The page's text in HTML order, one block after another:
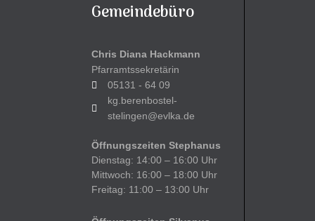
Gemeindebüro
Chris Diana Hackmann
Pfarramtssekretärin
05131 - 64 09
kg.berenbostel-
stelingen@evlka.de
Öffnungszeiten Stephanus
Dienstag: 14:00 – 16:00 Uhr
Mittwoch: 16:00 – 18:00 Uhr
Freitag: 11:00 – 13:00 Uhr